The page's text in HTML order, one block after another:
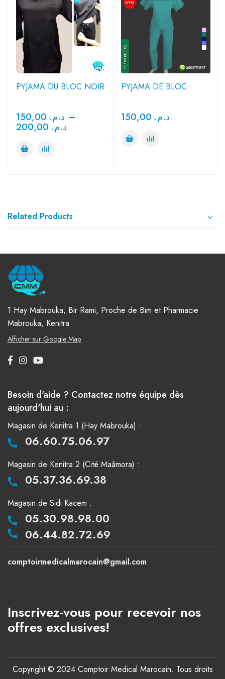
PYJAMA DU BLOC NOIR
د.م. –
د.م.
PYJAMA DE BLOC
د.م.
Related Products
1 Hay Mabrouka, Bir Rami, Proche de Bim et Pharmacie
Mabrouka, Kenitra
Afficher sur Google Map
Besoin d'aide ? Contactez notre équipe dès
aujourd'hui au :
Magasin de Kenitra 1 (Hay Mabrouka) :
06.60.75.06.97
Magasin de Kenitra 2 (Cité Maâmora) :
05.37.36.69.38
Magasin de Sidi Kacem :
05.30.98.98.00
06.44.82.72.69
comptoirmedicalmarocain@gmail.com
Inscrivez-vous pour recevoir nos
offres exclusives!
Copyright © 2024 Comptoir Medical Marocain. Tous droits